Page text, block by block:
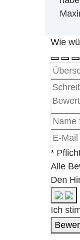
Wie
*
Alle
Den
Ich